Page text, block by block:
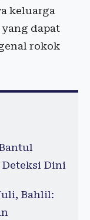
keluarga
dapat
rokok
Dini
Bahlil: